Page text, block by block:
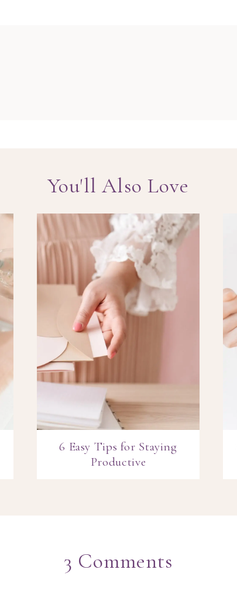
You'll Also Love
6 Easy Tips for Staying
Productive
3 Comments